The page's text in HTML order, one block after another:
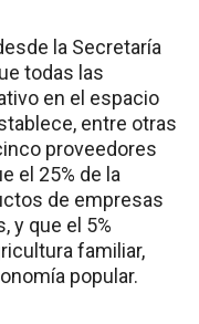
la Secretaría
todas las
en el espacio
entre otras
proveedores
el 25% de la
de empresas
y que el 5%
familiar,
popular.